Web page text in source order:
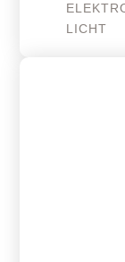
LICHT